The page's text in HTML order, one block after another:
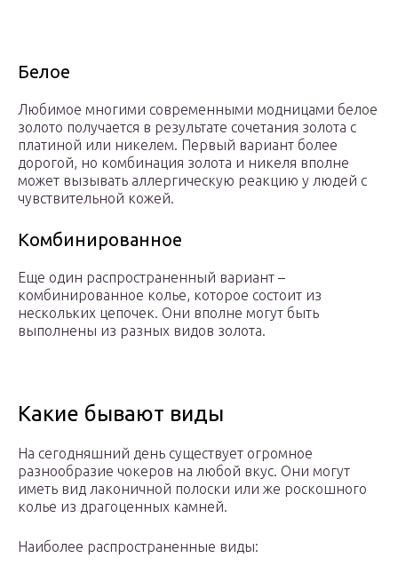
Белое
Любимое многими современными модницами белое
золото получается в результате сочетания золота с
платиной или никелем. Первый вариант более
дорогой, но комбинация золота и никеля вполне
может вызывать аллергическую реакцию у людей с
чувствительной кожей.
Комбинированное
Еще один распространенный вариант –
комбинированное колье, которое состоит из
нескольких цепочек. Они вполне могут быть
выполнены из разных видов золота.
Какие бывают виды
На сегодняшний день существует огромное
разнообразие чокеров на любой вкус. Они могут
иметь вид лаконичной полоски или же роскошного
колье из драгоценных камней.
Наиболее распространенные виды: